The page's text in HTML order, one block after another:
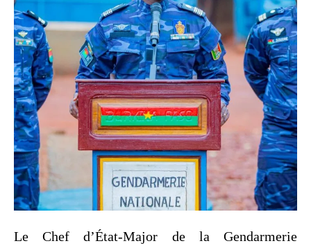
Le Chef d’État-Major de la Gendarmerie